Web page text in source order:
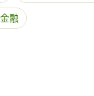
金融